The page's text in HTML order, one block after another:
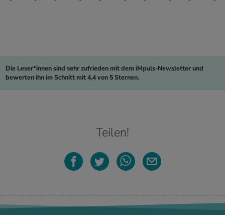
Die Leser*innen sind sehr zufrieden mit dem iMpuls-Newsletter und
bewerten ihn im Schnitt mit 4,4 von 5 Sternen.
Teilen!